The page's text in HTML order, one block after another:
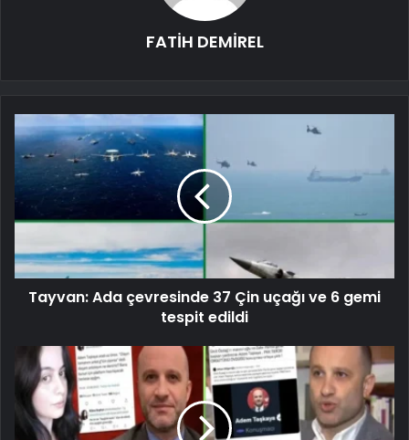
FATİH DEMİREL
Tayvan: Ada çevresinde 37 Çin uçağı ve 6 gemi
tespit edildi